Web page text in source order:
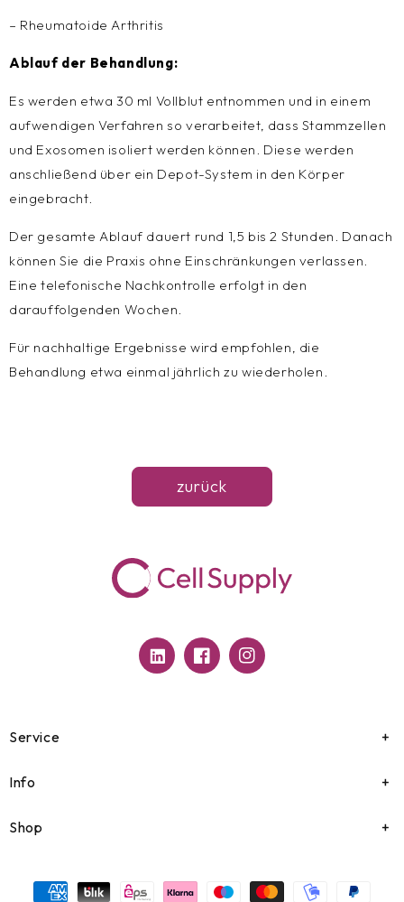
– Rheumatoide Arthritis
Ablauf der Behandlung:
Es werden etwa 30 ml Vollblut entnommen und in einem
aufwendigen Verfahren so verarbeitet, dass Stammzellen
und Exosomen isoliert werden können. Diese werden
anschließend über ein Depot-System in den Körper
eingebracht.
Der gesamte Ablauf dauert rund 1,5 bis 2 Stunden. Danach
können Sie die Praxis ohne Einschränkungen verlassen.
Eine telefonische Nachkontrolle erfolgt in den
darauffolgenden Wochen.
Für nachhaltige Ergebnisse wird empfohlen, die
Behandlung etwa einmal jährlich zu wiederholen.
zurück
TranslationFacebookInstagram
Service
Info
Shop
Zahlungsmethoden